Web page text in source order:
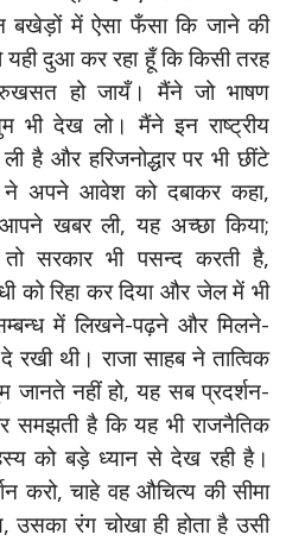
बखेड़ों में ऐसा फँसा कि जाने की
दुआ कर रहा हूँ कि किसी तरह
हो जायँ। मैंने जो भाषण
भी देख लो। मैंने इन राष्ट्रीय
है और हरिजनोद्धार पर भी छींटे
अपने आवेश को दबाकर कहा,
आपने खबर ली, यह अच्छा किया;
तो सरकार भी पसन्द करती है,
को रिहा कर दिया और जेल में भी
में लिखने-पढ़ने और मिलने-
रखी थी। राजा साहब ने तात्विक
नहीं हो, यह सब प्रदर्शन-
समझती है कि यह भी राजनैतिक
को बड़े ध्यान से देख रही है।
करो, चाहे वह औचित्य की सीमा
उसका रंग चोखा ही होता है उसी